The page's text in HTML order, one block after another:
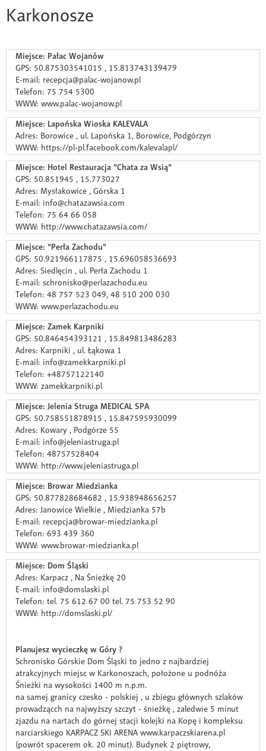
Karkonosze
Miejsce: Pałac Wojanów
GPS: 50.875303541015 , 15.813743139479
E-mail: recepcja@palac-wojanow.pl
Telefon: 75 754 5300
WWW: www.palac-wojanow.pl
Miejsce: Lapońska Wioska KALEVALA
Adres: Borowice , ul. Lapońska 1, Borowice, Podgórzyn
WWW: https://pl-pl.facebook.com/kalevalapl/
Miejsce: Hotel Restauracja "Chata za Wsią"
GPS: 50.851945 , 15.773027
Adres: Mysłakowice , Górska 1
E-mail: info@chatazawsia.com
Telefon: 75 64 66 058
WWW: http://www.chatazawsia.com/
Miejsce: "Perła Zachodu"
GPS: 50.921966117875 , 15.696058536693
Adres: Siedlęcin , ul. Perła Zachodu 1
E-mail: schronisko@perlazachodu.eu
Telefon: 48 757 523 049, 48 510 200 030
WWW: www.perlazachodu.eu
Miejsce: Zamek Karpniki
GPS: 50.846454393121 , 15.849813486283
Adres: Karpniki , ul. Łąkowa 1
E-mail: info@zamekkarpniki.pl
Telefon: +48757122140
WWW: zamekkarpniki.pl
Miejsce: Jelenia Struga MEDICAL SPA
GPS: 50.758551878915 , 15.847595930099
Adres: Kowary , Podgórze 55
E-mail: info@jeleniastruga.pl
Telefon: 48757528404
WWW: http://www.jeleniastruga.pl
Miejsce: Browar Miedzianka
GPS: 50.877828684682 , 15.938948656257
Adres: Janowice Wielkie , Miedzianka 57b
E-mail: recepcja@browar-miedzianka.pl
Telefon: 693 439 360
WWW: www.browar-miedzianka.pl
Miejsce: Dom Śląski
Adres: Karpacz , Na Śnieżkę 20
E-mail: info@domslaski.pl
Telefon: tel. 75 612 67 00 tel. 75 753 52 90
WWW: http://domslaski.pl/
Planujesz wycieczkę w Góry ?
Schronisko Górskie Dom Śląski to jedno z najbardziej
atrakcyjnych miejsc w Karkonoszach, położone u podnóża
Śnieżki na wysokości 1400 m n.p.m.
na samej granicy czesko - polskiej , u zbiegu głównych szlaków
prowadzącch na najwyższy szczyt - śnieżkę , zaledwie 5 minut
zjazdu na nartach do górnej stacji kolejki na Kopę i kompleksu
narciarskiego KARPACZ SKI ARENA www.karpaczskiarena.pl
(powrót spacerem ok. 20 minut). Budynek 2 piętrowy,